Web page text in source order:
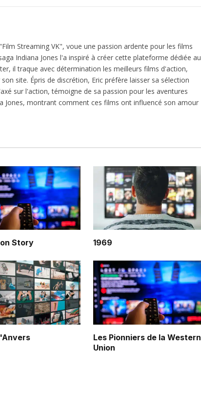
Streaming VK", voue une passion ardente pour les films
Indiana Jones l'a inspiré à créer cette plateforme dédiée au
il traque avec détermination les meilleurs films d'action,
site. Épris de discrétion, Eric préfère laisser sa sélection
sur l'action, témoigne de sa passion pour les aventures
Jones, montrant comment ces films ont influencé son amour
Story 1969
Les Pionniers de la Western
Union